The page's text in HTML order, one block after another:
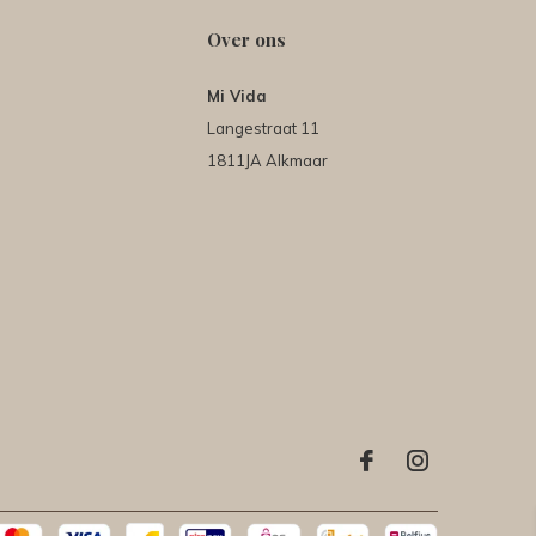
Over ons
Mi Vida
Langestraat 11
1811JA Alkmaar